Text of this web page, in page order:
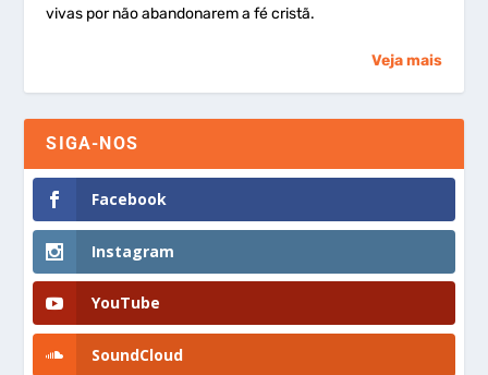
vivas por não abandonarem a fé cristã.
Veja mais
SIGA-NOS
Facebook
Instagram
YouTube
SoundCloud